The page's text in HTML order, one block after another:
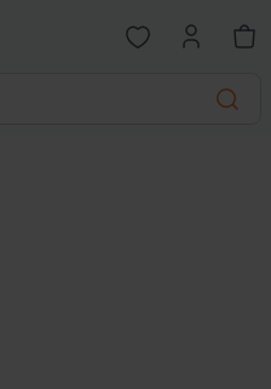
Search
Open favorites